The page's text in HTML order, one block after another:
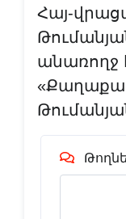
Հայ-
անառողջ